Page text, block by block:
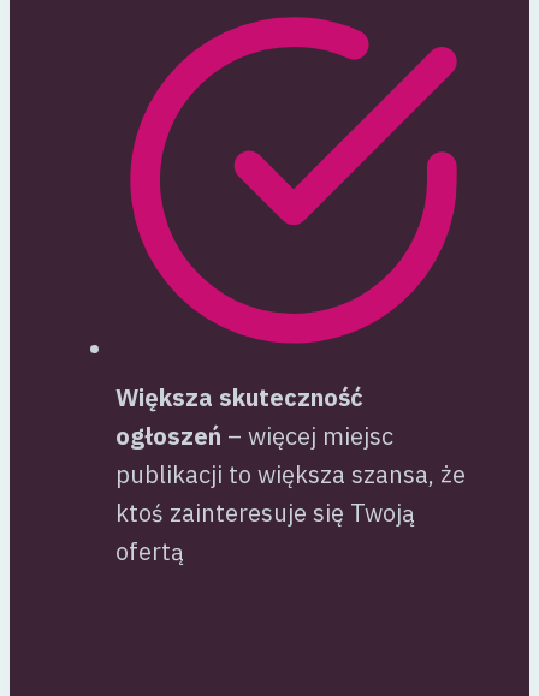
Większa skuteczność
ogłoszeń – więcej miejsc
publikacji to większa szansa, że
ktoś zainteresuje się Twoją
ofertą